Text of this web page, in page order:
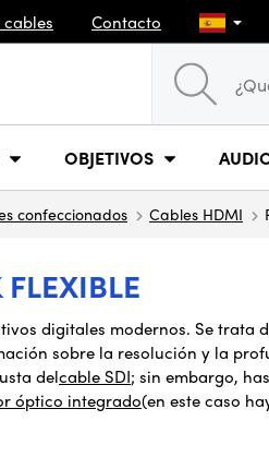
Contacto
OBJETIVOS
confeccionados Cables HDMI
digitales modernos. Se
sobre la resolución y la
delcable SDI; sin embargo,
óptico integrado(en este caso